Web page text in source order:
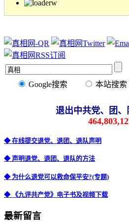
Google搜索 本站搜索
退出中共党、团
◆ 在线提交退党、退团、退队声明
◆ 声明退党、退团、退队的方法
◆ 为什么退党可以救命保平安?(专题)
◆ 《九评共产党》电子书及视频下载
最新留言